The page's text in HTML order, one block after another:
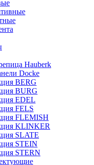
Hauberk
Docke
BERG
BURG
EDEL
FELS
FLEMISH
KLINKER
SLATE
STEIN
STERN